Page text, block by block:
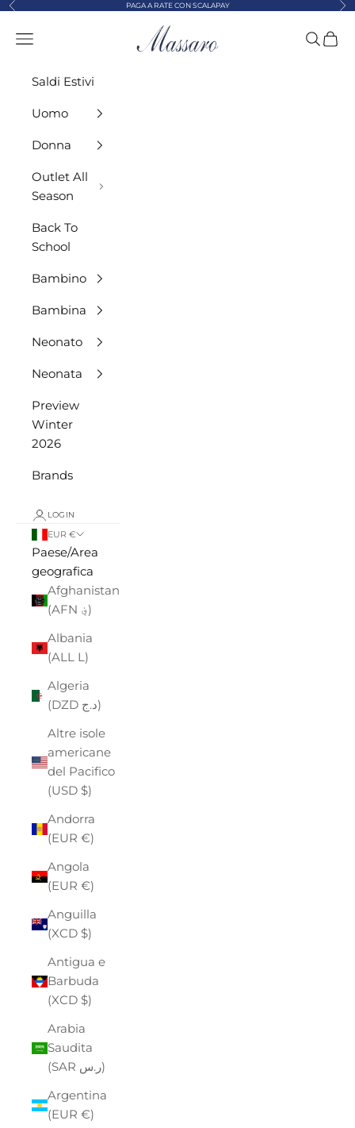
Vai al contenuto
Precedente PAGA A RATE CON SCALAPAY
MASSARO ABBIGLIAMENTO
Menù Cerca
Saldi Estivi
Uomo
Donna
Outlet All
Season
Back To
School
Bambino
Bambina
Neonato
Neonata
Preview
Winter
2026
Brands
LOGIN
EUR €
Paese/Area
geografica
Afghanistan
(AFN ؋)
Albania
(ALL L)
Algeria
(DZD د.ج)
Altre isole
americane
del Pacifico
(USD $)
Andorra
(EUR €)
Angola
(EUR €)
Anguilla
(XCD $)
Antigua e
Barbuda
(XCD $)
Arabia
Saudita
(SAR ر.س)
Argentina
(EUR €)